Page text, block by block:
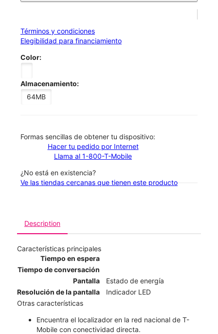
Términos y condiciones
Elegibilidad para financiamiento
Color:
Almacenamiento:
64MB
​​​​​​​Formas sencillas de obtener tu dispositivo:
Hacer tu pedido por Internet
Llama al 1-800-T-Mobile
¿No está en existencia?
Ve las tiendas cercanas que tienen este producto
Description
Características principales
Tiempo en espera
Tiempo de conversación
Pantalla
Estado de energía
Resolución de la pantalla
Indicador LED
Otras características
Encuentra el localizador en la red nacional de T-
Mobile con conectividad directa.